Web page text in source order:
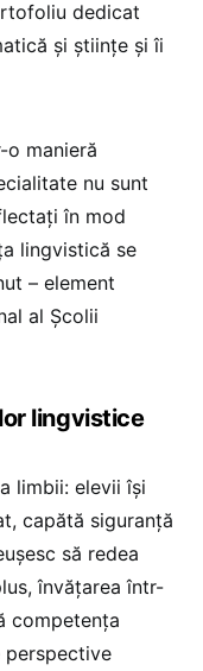
dedicat
și științe și îi
manieră
nu sunt
în mod
lingvistică se
– element
al Școlii
lingvistice
limbii: elevii își
capătă siguranță
să redea
învățarea într-
competența
perspective